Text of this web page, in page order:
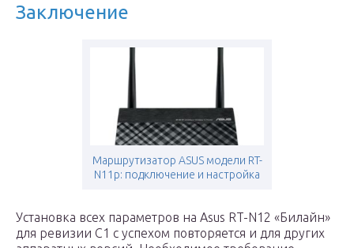
Заключение
Маршрутизатор ASUS модели RT-
N11p: подключение и настройка
Установка всех параметров на Asus RT-N12 «Билайн»
для ревизии C1 с успехом повторяется и для других